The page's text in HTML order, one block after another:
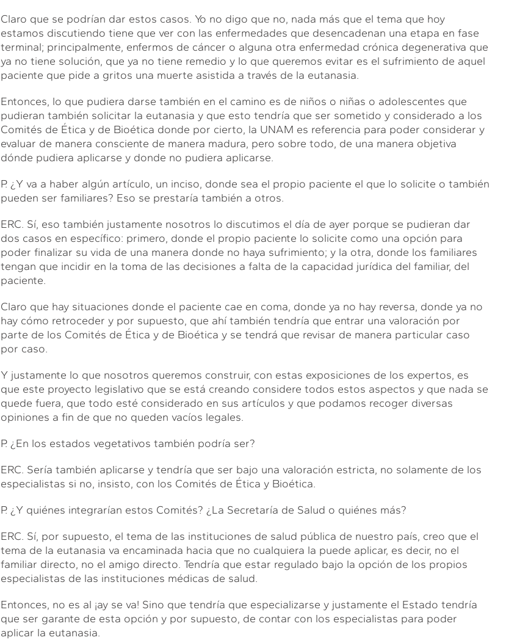
Claro que se podrían dar estos casos. Yo no digo que no, nada más que el tema que hoy
estamos discutiendo tiene que ver con las enfermedades que desencadenan una etapa en fase
terminal; principalmente, enfermos de cáncer o alguna otra enfermedad crónica degenerativa que
ya no tiene solución, que ya no tiene remedio y lo que queremos evitar es el sufrimiento de aquel
paciente que pide a gritos una muerte asistida a través de la eutanasia.
Entonces, lo que pudiera darse también en el camino es de niños o niñas o adolescentes que
pudieran también solicitar la eutanasia y que esto tendría que ser sometido y considerado a los
Comités de Ética y de Bioética donde por cierto, la UNAM es referencia para poder considerar y
evaluar de manera consciente de manera madura, pero sobre todo, de una manera objetiva
dónde pudiera aplicarse y donde no pudiera aplicarse.
P. ¿Y va a haber algún artículo, un inciso, donde sea el propio paciente el que lo solicite o también
pueden ser familiares? Eso se prestaría también a otros.
ERC. Sí, eso también justamente nosotros lo discutimos el día de ayer porque se pudieran dar
dos casos en específico: primero, donde el propio paciente lo solicite como una opción para
poder finalizar su vida de una manera donde no haya sufrimiento; y la otra, donde los familiares
tengan que incidir en la toma de las decisiones a falta de la capacidad jurídica del familiar, del
paciente.
Claro que hay situaciones donde el paciente cae en coma, donde ya no hay reversa, donde ya no
hay cómo retroceder y por supuesto, que ahí también tendría que entrar una valoración por
parte de los Comités de Ética y de Bioética y se tendrá que revisar de manera particular caso
por caso.
Y justamente lo que nosotros queremos construir, con estas exposiciones de los expertos, es
que este proyecto legislativo que se está creando considere todos estos aspectos y que nada se
quede fuera, que todo esté considerado en sus artículos y que podamos recoger diversas
opiniones a fin de que no queden vacíos legales.
P. ¿En los estados vegetativos también podría ser?
ERC. Sería también aplicarse y tendría que ser bajo una valoración estricta, no solamente de los
especialistas si no, insisto, con los Comités de Ética y Bioética.
P. ¿Y quiénes integrarían estos Comités? ¿La Secretaría de Salud o quiénes más?
ERC. Sí, por supuesto, el tema de las instituciones de salud pública de nuestro país, creo que el
tema de la eutanasia va encaminada hacia que no cualquiera la puede aplicar, es decir, no el
familiar directo, no el amigo directo. Tendría que estar regulado bajo la opción de los propios
especialistas de las instituciones médicas de salud.
Entonces, no es al ¡ay se va! Sino que tendría que especializarse y justamente el Estado tendría
que ser garante de esta opción y por supuesto, de contar con los especialistas para poder
aplicar la eutanasia.